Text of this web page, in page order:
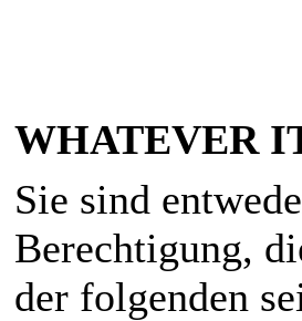
WHATEVER
Sie sind
Berechtigung,
der folgenden